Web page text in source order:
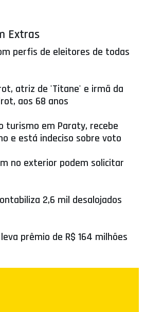
Extras
perfis de eleitores de todas
atriz de 'Titane' e irmã da
aos 68 anos
turismo em Paraty, recebe
e está indeciso sobre voto
no exterior podem solicitar
2,6 mil desalojados
prêmio de R$ 164 milhões